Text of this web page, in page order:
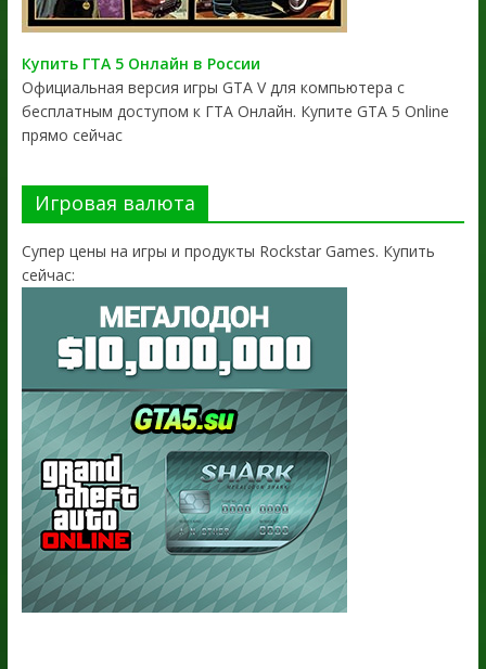
Купить ГТА 5 Онлайн в России
Официальная версия игры GTA V для компьютера с
бесплатным доступом к ГТА Онлайн. Купите GTA 5 Online
прямо сейчас
Игровая валюта
Супер цены на игры и продукты Rockstar Games. Купить
сейчас: